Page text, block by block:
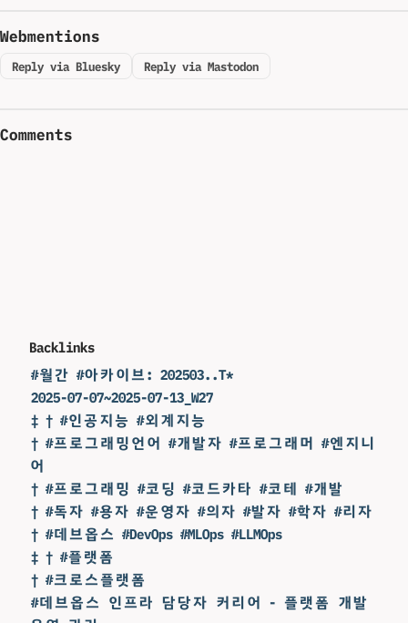
Webmentions
Reply via Bluesky Reply via Mastodon
Comments
Backlinks
#월간 #아카이브: 202503..T*
2025-07-07~2025-07-13_W27
‡ † #인공지능 #외계지능
† #프로그래밍언어 #개발자 #프로그래머 #엔지니
어
† #프로그래밍 #코딩 #코드카타 #코테 #개발
† #독자 #용자 #운영자 #의자 #발자 #학자 #리자
† #데브옵스 #DevOps #MLOps #LLMOps
‡ † #플랫폼
† #크로스플랫폼
#데브옵스 인프라 담당자 커리어 - 플랫폼 개발